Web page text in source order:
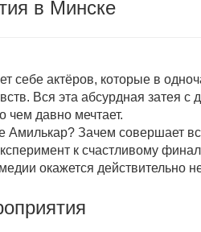
в Минске
себе актёров, которые в
Вся эта абсурдная затея
чем давно мечтает.
Амилькар? Зачем совершает
к счастливому
окажется действительно